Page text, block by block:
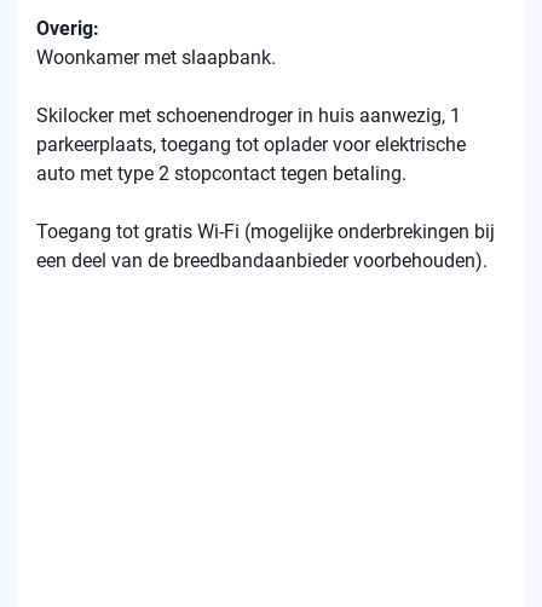
Overig:
Woonkamer met slaapbank.
Skilocker met schoenendroger in huis aanwezig, 1
parkeerplaats, toegang tot oplader voor elektrische
auto met type 2 stopcontact tegen betaling.
Toegang tot gratis Wi-Fi (mogelijke onderbrekingen bij
een deel van de breedbandaanbieder voorbehouden).